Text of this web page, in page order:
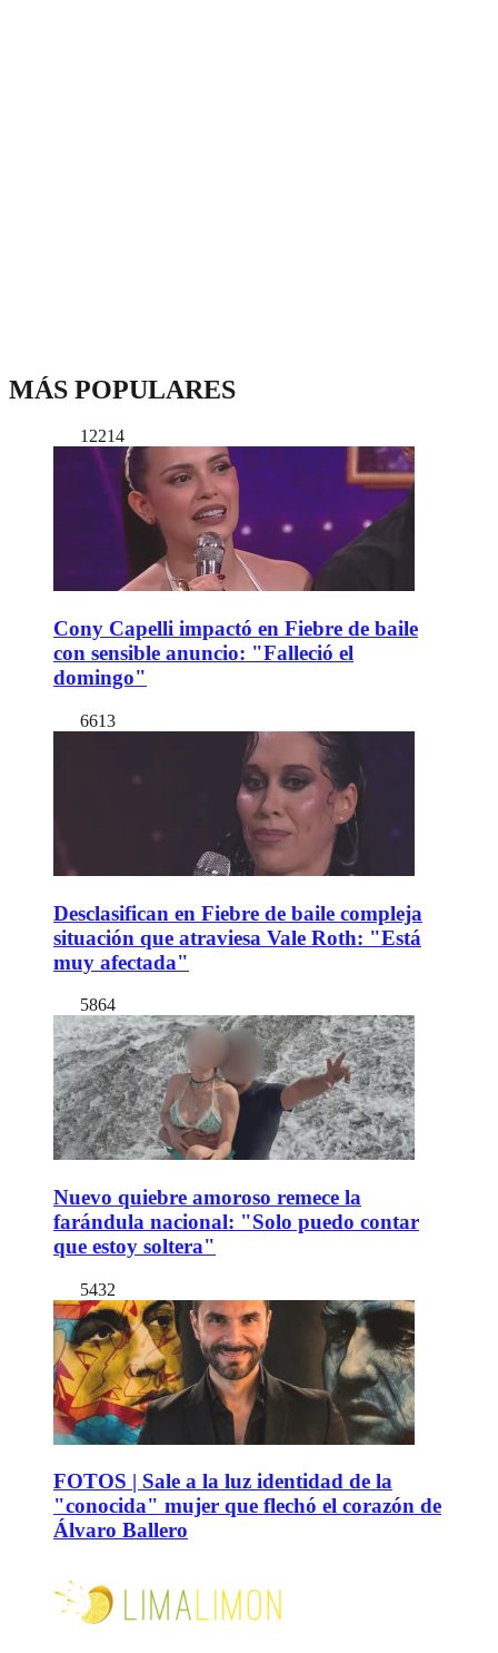
MÁS POPULARES
12214
Cony Capelli impactó en Fiebre de baile
con sensible anuncio: "Falleció el
domingo"
6613
Desclasifican en Fiebre de baile compleja
situación que atraviesa Vale Roth: "Está
muy afectada"
5864
Nuevo quiebre amoroso remece la
farándula nacional: "Solo puedo contar
que estoy soltera"
5432
FOTOS | Sale a la luz identidad de la
"conocida" mujer que flechó el corazón de
Álvaro Ballero